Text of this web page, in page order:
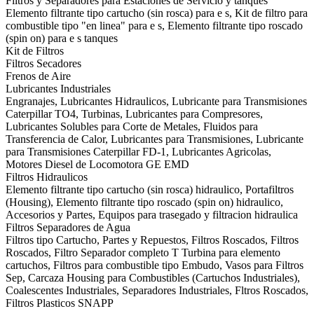
Elemento filtrante tipo cartucho (sin rosca) para e s, Kit de filtro para
combustible tipo "en linea" para e s, Elemento filtrante tipo roscado
(spin on) para e s tanques
Kit de Filtros
Filtros Secadores
Frenos de Aire
Lubricantes Industriales
Engranajes, Lubricantes Hidraulicos, Lubricante para Transmisiones
Caterpillar TO4, Turbinas, Lubricantes para Compresores,
Lubricantes Solubles para Corte de Metales, Fluidos para
Transferencia de Calor, Lubricantes para Transmisiones, Lubricante
para Transmisiones Caterpillar FD-1, Lubricantes Agricolas,
Motores Diesel de Locomotora GE EMD
Filtros Hidraulicos
Elemento filtrante tipo cartucho (sin rosca) hidraulico, Portafiltros
(Housing), Elemento filtrante tipo roscado (spin on) hidraulico,
Accesorios y Partes, Equipos para trasegado y filtracion hidraulica
Filtros Separadores de Agua
Filtros tipo Cartucho, Partes y Repuestos, Filtros Roscados, Filtros
Roscados, Filtro Separador completo T Turbina para elemento
cartuchos, Filtros para combustible tipo Embudo, Vasos para Filtros
Sep, Carcaza Housing para Combustibles (Cartuchos Industriales),
Coalescentes Industriales, Separadores Industriales, Fltros Roscados,
Filtros Plasticos SNAPP